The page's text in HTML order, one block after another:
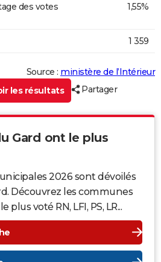
des votes
1,55%
1 359
Source : ministère de l’Intérieur
les résultats
Partager
Gard ont le plus
2026 sont dévoilés
Découvrez les communes
voté RN, LFI, PS, LR...